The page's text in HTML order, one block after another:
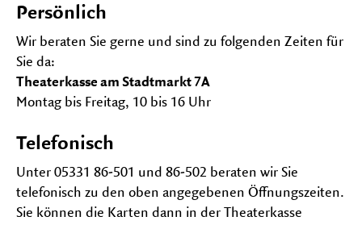
zu
FESTIVALS
Persönlich
Wir beraten Sie gerne und sind zu folgenden Zeiten für
Sie da:
Theaterkasse am Stadtmarkt 7A
Montag bis Freitag, 10 bis 16 Uhr
Telefonisch
Unter 05331 86-501 und 86-502 beraten wir Sie
telefonisch zu den oben angegebenen Öffnungszeiten.
Sie können die Karten dann in der Theaterkasse